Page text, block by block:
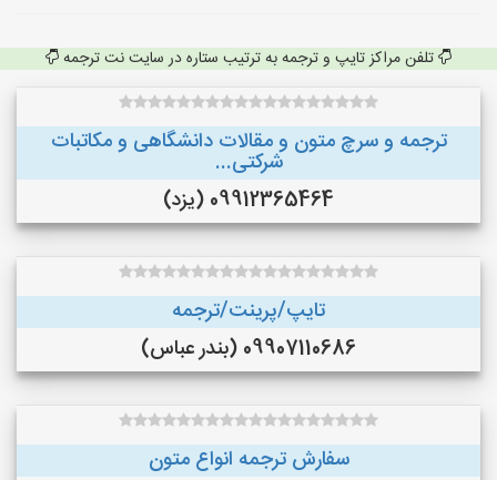
تلفن مراکز تایپ و ترجمه به ترتیب ستاره در سایت نت ترجمه
ترجمه و سرچ متون و مقالات دانشگاهی و مکاتبات
شرکتی...
09912365464 (یزد)
تایپ/پرینت/ترجمه
09907110686 (بندر عباس)
سفارش ترجمه انواع متون